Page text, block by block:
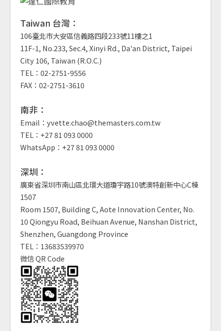
Taiwan 台灣：
106臺北市大安區信義路四段233號11樓之1
11F-1, No.233, Sec.4, Xinyi Rd., Da'an District, Taipei
City 106, Taiwan (R.O.C.)
TEL：02-2751-9556
FAX：02-2751-3610
南非：
Email：yvette.chao@themasters.com.tw
TEL：+27 81 093 0000
WhatsApp：+27 81 093 0000
深圳：
廣東省深圳市南山區北環大道瓊宇路10號澳特創新中心C棟
1507
Room 1507, Building C, Aote Innovation Center, No.
10 Qiongyu Road, Beihuan Avenue, Nanshan District,
Shenzhen, Guangdong Province
TEL：13683539970
微信 QR Code